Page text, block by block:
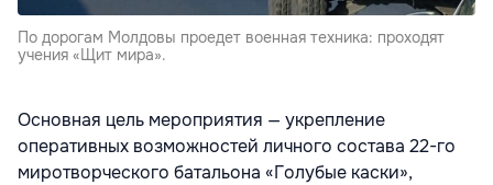
По дорогам Молдовы проедет военная техника: проходят
учения «Щит мира».
Основная цель мероприятия — укрепление
оперативных возможностей личного состава 22-го
миротворческого батальона «Голубые каски»,